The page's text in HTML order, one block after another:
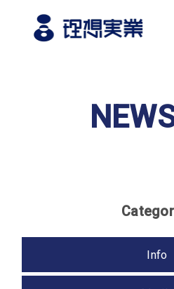
トップ
事業内容
どうとんぼり神座
Info